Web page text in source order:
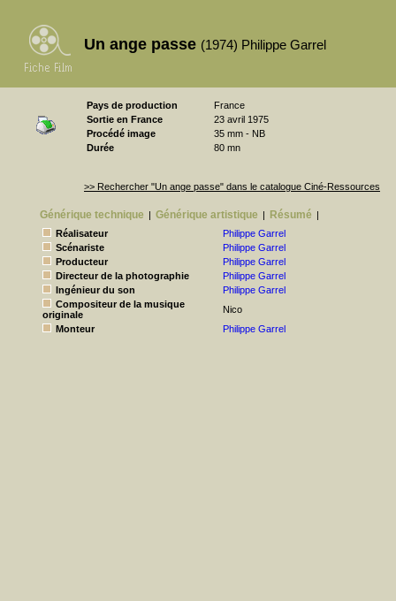
Un ange passe (1974) Philippe Garrel
Pays de production
France
Sortie en France
23 avril 1975
Procédé image
35 mm - NB
Durée
80 mn
>> Rechercher "Un ange passe" dans le catalogue Ciné-Ressources
Générique technique | Générique artistique | Résumé |
Réalisateur
Philippe Garrel
Scénariste
Philippe Garrel
Producteur
Philippe Garrel
Directeur de la photographie
Philippe Garrel
Ingénieur du son
Philippe Garrel
Compositeur de la musique
originale
Nico
Monteur
Philippe Garrel